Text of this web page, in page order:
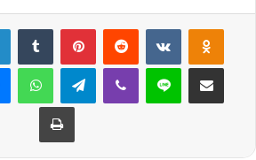
LinkedInTumblr PinterestReddit VKontakte
MessengerWhatsAppTelegramViber Line E-Posta ile
Yazdır